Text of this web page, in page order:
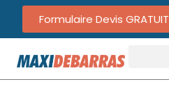
Formulaire Devis GRATUIT